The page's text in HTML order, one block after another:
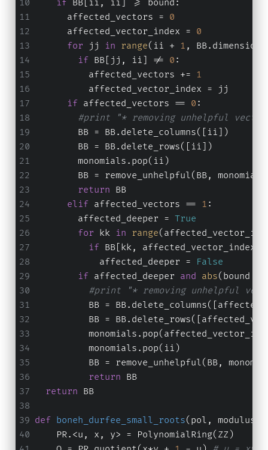
if BB[ii, ii] >= bound:
      affected_vectors =
0
      affected_vector_index =
0
for jj in range(ii + 1 ,
if BB[jj, ii] != 0 :
          affected_vectors +=
1
          affected_vector_index = jj
if affected_vectors == 0 :
#print "* removing unhelpful
        BB = BB.delete_columns([ii])
        BB = BB.delete_rows([ii])
        monomials.pop(ii)
BB = remove_unhelpful(BB,
return BB
elif affected_vectors == 1 :
        affected_deeper =
True
for kk in range
if BB[kk,
            affected_deeper =
False
if affected_deeper and abs(bound -
#print "* removing unhelpful
BB =
BB =
          monomials.pop(ii)
BB = remove_unhelpful(BB,
return BB
return BB
def boneh_durfee_small_roots( pol, modulus,
    PR.<u, x, y> = PolynomialRing(ZZ)